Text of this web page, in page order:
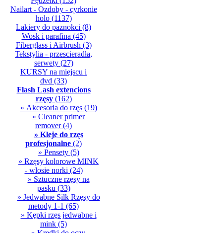
Nailart - Ozdoby - cyrkonie
holo(1137)
Lakiery do paznokci (8)
Wosk i parafina (45)
Fiberglass i Airbrush (3)
Tekstylia - przescieradła,
serwety(27)
KURSY na miejscu i
dvd (33)
Flash Lash extencions
rzęsy(162)
» Akcesoria do rzęs(19)
» Cleaner primer
remover(4)
» Kleje do rzęs
profesjonalne (2)
» Pensety(5)
» Rzęsy kolorowe MINK
- wlosie norki (24)
» Sztuczne rzęsy na
pasku (33)
» Jedwabne Silk Rzęsy do
metody 1-1 (65)
» Kępki rzęs jedwabne i
mink (5)